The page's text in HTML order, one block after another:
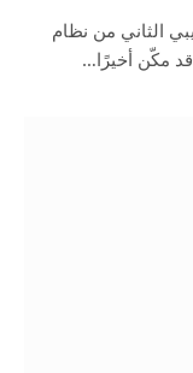
الثاني من نظام